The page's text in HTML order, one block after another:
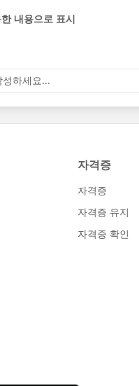
{
prodList = new
wpList = new
new Vehicle__c();
method with above. I
내용으로 표시
성하세요...